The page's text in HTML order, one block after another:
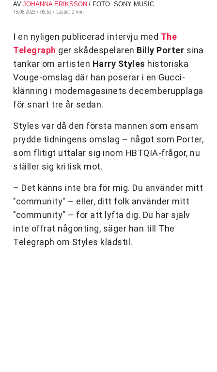
AV JOHANNA ERIKSSON / FOTO: SONY MUSIC
15.08.2023 / 05:52 / Lästid: 2 min
I en nyligen publicerad intervju med The
Telegraph ger skådespelaren Billy Porter sina
tankar om artisten Harry Styles historiska
Vouge-omslag där han poserar i en Gucci-
klänning i modemagasinets decemberupplaga
för snart tre år sedan.
Styles var då den första mannen som ensam
prydde tidningens omslag – något som Porter,
som flitigt uttalar sig inom HBTQIA-frågor, nu
ställer sig kritisk mot.
– Det känns inte bra för mig. Du använder mitt
"community" – eller, ditt folk använder mitt
"community" – för att lyfta dig. Du har själv
inte offrat någonting, säger han till The
Telegraph om Styles klädstil.